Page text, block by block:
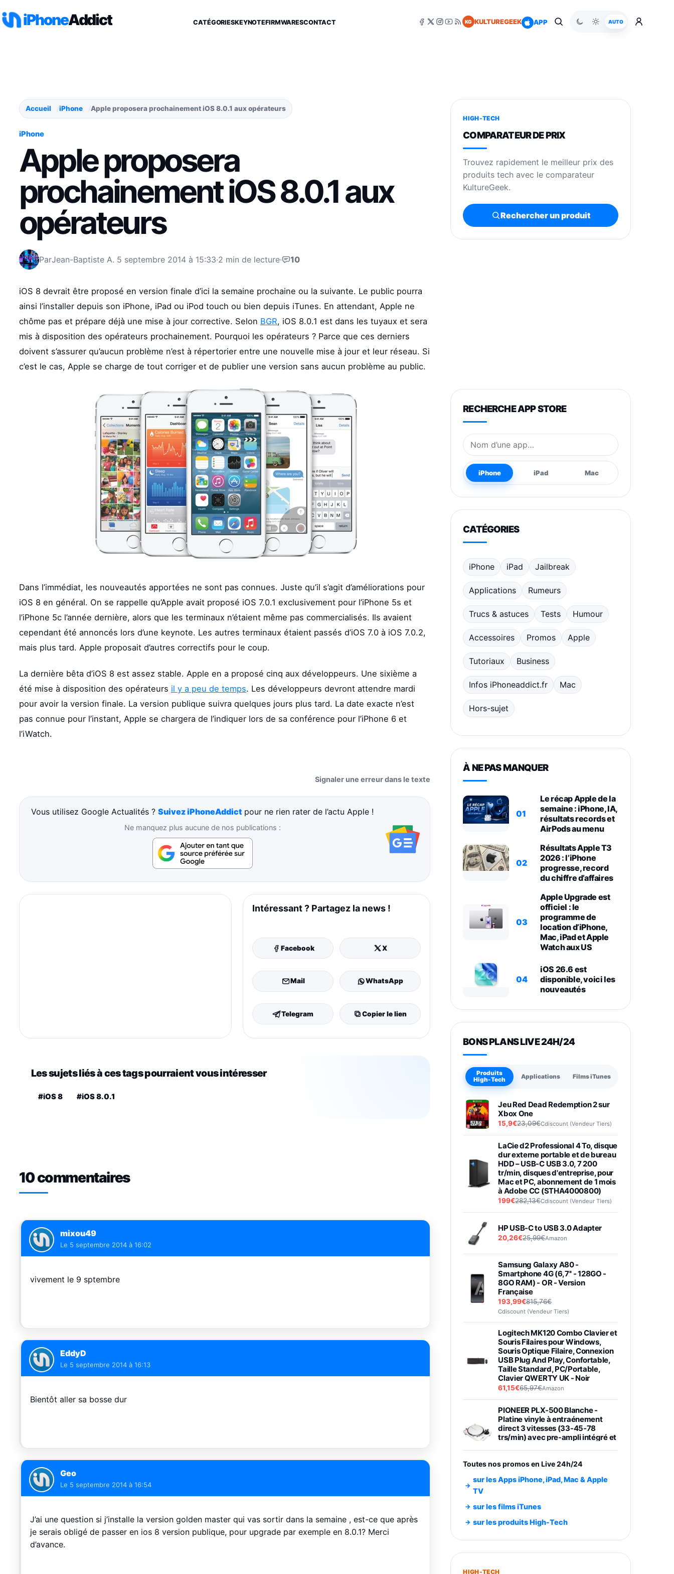
iPhoneAddict CATÉGORIESKEYNOTEFIRMWARESCONTACT KG KULTUREGEEK APP AUTO
Accueil iPhone Apple proposera prochainement iOS 8.0.1 aux opérateurs
iPhone
Apple proposera
prochainement iOS 8.0.1 aux
opérateurs
ParJean-Baptiste A. 5 septembre 2014 à 15:33·2 min de lecture· 10
iOS 8 devrait être proposé en version finale d’ici la semaine prochaine ou la suivante. Le public pourra
ainsi l’installer depuis son iPhone, iPad ou iPod touch ou bien depuis iTunes. En attendant, Apple ne
chôme pas et prépare déjà une mise à jour corrective. Selon BGR, iOS 8.0.1 est dans les tuyaux et sera
mis à disposition des opérateurs prochainement. Pourquoi les opérateurs ? Parce que ces derniers
doivent s’assurer qu’aucun problème n’est à répertorier entre une nouvelle mise à jour et leur réseau. Si
c’est le cas, Apple se charge de tout corriger et de publier une version sans aucun problème au public.
Dans l’immédiat, les nouveautés apportées ne sont pas connues. Juste qu’il s’agit d’améliorations pour
iOS 8 en général. On se rappelle qu’Apple avait proposé iOS 7.0.1 exclusivement pour l’iPhone 5s et
l’iPhone 5c l’année dernière, alors que les terminaux n’étaient même pas commercialisés. Ils avaient
cependant été annoncés lors d’une keynote. Les autres terminaux étaient passés d’iOS 7.0 à iOS 7.0.2,
mais plus tard. Apple proposait d’autres correctifs pour le coup.
La dernière bêta d’iOS 8 est assez stable. Apple en a proposé cinq aux développeurs. Une sixième a
été mise à disposition des opérateurs il y a peu de temps. Les développeurs devront attendre mardi
pour avoir la version finale. La version publique suivra quelques jours plus tard. La date exacte n’est
pas connue pour l’instant, Apple se chargera de l’indiquer lors de sa conférence pour l’iPhone 6 et
l’iWatch.
Signaler une erreur dans le texte
Vous utilisez Google Actualités ?Suivez iPhoneAddict pour ne rien rater de l’actu Apple !
Ne manquez plus aucune de nos publications :
Intéressant ? Partagez la news !
Facebook X
Mail WhatsApp
Telegram Copier le lien
Les sujets liés à ces tags pourraient vous intéresser
#iOS 8 #iOS 8.0.1
10 commentaires
mixou49
Le 5 septembre 2014 à 16:02
vivement le 9 sptembre
EddyD
Le 5 septembre 2014 à 16:13
Bientôt aller sa bosse dur
Geo
Le 5 septembre 2014 à 16:54
J’ai une question si j’installe la version golden master qui vas sortir dans la semaine , est-ce que après
je serais obligé de passer en ios 8 version publique, pour upgrade par exemple en 8.0.1? Merci
d’avance.
HIGH-TECH
COMPARATEUR DE PRIX
Trouvez rapidement le meilleur prix des
produits tech avec le comparateur
KultureGeek.
Rechercher un produit
RECHERCHE APP STORE
Nom de l’application
iPhone iPad Mac
CATÉGORIES
iPhone iPad Jailbreak
Applications Rumeurs
Trucs & astuces Tests Humour
Accessoires Promos Apple
Tutoriaux Business
Infos iPhoneaddict.fr Mac
Hors-sujet
À NE PAS MANQUER
01
Le récap Apple de la
semaine : iPhone, IA,
résultats records et
AirPods au menu
02
Résultats Apple T3
2026 : l’iPhone
progresse, record
du chiffre d’affaires
03
Apple Upgrade est
officiel : le
programme de
location d’iPhone,
Mac, iPad et Apple
Watch aux US
04
iOS 26.6 est
disponible, voici les
nouveautés
BONS PLANS LIVE 24H/24
Produits
High-Tech
Applications Films iTunes
Jeu Red Dead Redemption 2 sur
Xbox One
15,9€23,09€Cdiscount (Vendeur Tiers)
LaCie d2 Professional 4 To, disque
dur externe portable et de bureau
HDD – USB-C USB 3.0, 7 200
tr/min, disques d'entreprise, pour
Mac et PC, abonnement de 1 mois
à Adobe CC (STHA4000800)
199€282,13€Cdiscount (Vendeur Tiers)
HP USB-C to USB 3.0 Adapter
20,26€25,99€Amazon
Samsung Galaxy A80 -
Smartphone 4G (6,7'' - 128GO -
8GO RAM) - OR - Version
Française
193,99€815,76€
Cdiscount (Vendeur Tiers)
Logitech MK120 Combo Clavier et
Souris Filaires pour Windows,
Souris Optique Filaire, Connexion
USB Plug And Play, Confortable,
Taille Standard, PC/Portable,
Clavier QWERTY UK - Noir
61,15€65,97€Amazon
PIONEER PLX-500 Blanche -
Platine vinyle à entraénement
direct 3 vitesses (33-45-78
trs/min) avec pre-ampli intégré et
Smartphone SAMSUNG Galaxy
Smartphone SAMSUNG Galaxy
S26+ Violet 256Go
749,99€1240,43€Fnac (Vendeur Tiers)
Toutes nos promos en Live 24h/24
sur les Apps iPhone, iPad, Mac & Apple
TV
sur les films iTunes
sur les produits High-Tech
HIGH-TECH